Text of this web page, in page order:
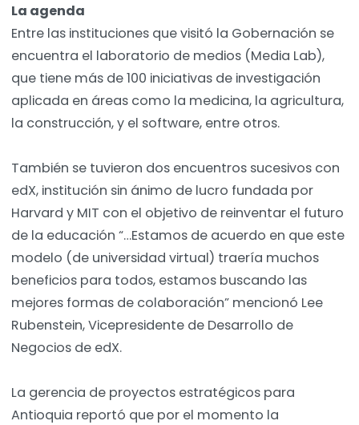
La agenda
Entre las instituciones que visitó la Gobernación se
encuentra el laboratorio de medios (Media Lab),
que tiene más de 100 iniciativas de investigación
aplicada en áreas como la medicina, la agricultura,
la construcción, y el software, entre otros.
También se tuvieron dos encuentros sucesivos con
edX, institución sin ánimo de lucro fundada por
Harvard y MIT con el objetivo de reinventar el futuro
de la educación “…Estamos de acuerdo en que este
modelo (de universidad virtual) traería muchos
beneficios para todos, estamos buscando las
mejores formas de colaboración” mencionó Lee
Rubenstein, Vicepresidente de Desarrollo de
Negocios de edX.
La gerencia de proyectos estratégicos para
Antioquia reportó que por el momento la